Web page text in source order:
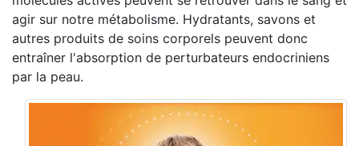
agir sur notre métabolisme. Hydratants, savons et
autres produits de soins corporels peuvent donc
entraîner l'absorption de perturbateurs endocriniens
par la peau.